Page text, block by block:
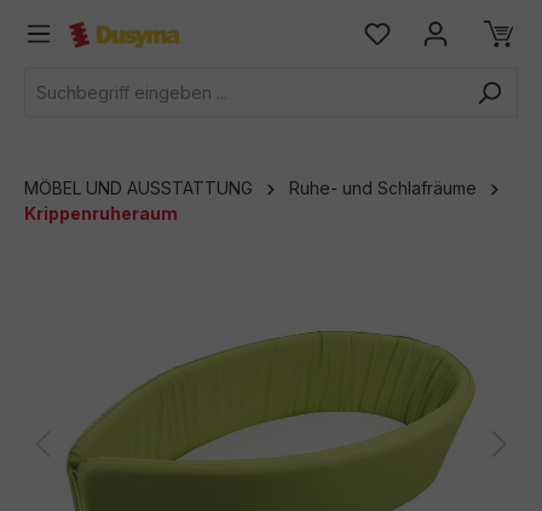
springen
MÖBEL UND AUSSTATTUNG
Ruhe- und Schlafräume
Krippenruheraum